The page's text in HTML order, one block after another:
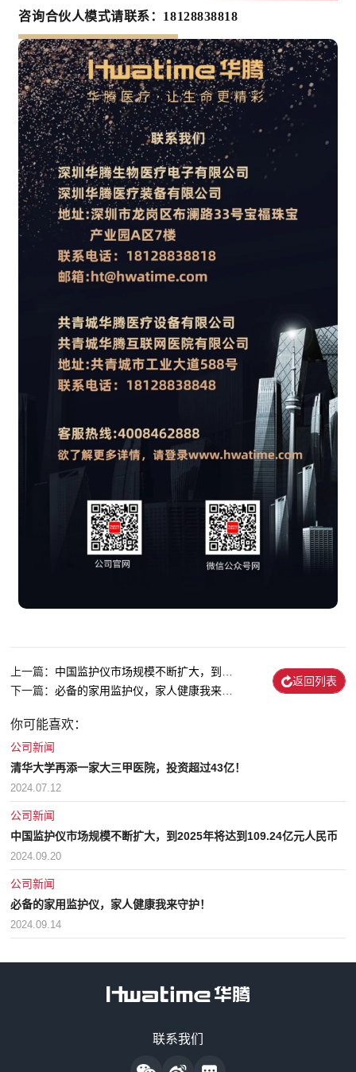
咨询合伙人模式请联系：18128838818
上一篇： 中国监护仪市场规模不断扩大，到2025年...
下一篇：必备的家用监护仪，家人健康我来守护！
返回列表
你可能喜欢：
公司新闻
清华大学再添一家大三甲医院，投资超过43亿！
2024.07.12
公司新闻
中国监护仪市场规模不断扩大，到2025年将达到109.24亿元人民币
2024.09.20
公司新闻
必备的家用监护仪，家人健康我来守护！
2024.09.14
联系我们